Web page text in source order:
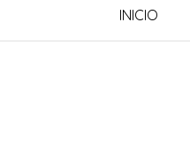
INICIO